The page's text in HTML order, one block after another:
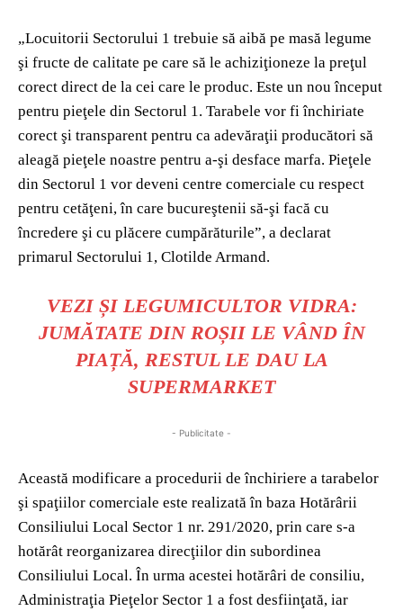
„Locuitorii Sectorului 1 trebuie să aibă pe masă legume
şi fructe de calitate pe care să le achiziţioneze la preţul
corect direct de la cei care le produc. Este un nou început
pentru pieţele din Sectorul 1. Tarabele vor fi închiriate
corect şi transparent pentru ca adevăraţii producători să
aleagă pieţele noastre pentru a-şi desface marfa. Pieţele
din Sectorul 1 vor deveni centre comerciale cu respect
pentru cetăţeni, în care bucureştenii să-şi facă cu
încredere şi cu plăcere cumpărăturile”, a declarat
primarul Sectorului 1, Clotilde Armand.
VEZI ȘI LEGUMICULTOR VIDRA:
JUMĂTATE DIN ROȘII LE VÂND ÎN
PIAȚĂ, RESTUL LE DAU LA
SUPERMARKET
- Publicitate -
Această modificare a procedurii de închiriere a tarabelor
şi spaţiilor comerciale este realizată în baza Hotărârii
Consiliului Local Sector 1 nr. 291/2020, prin care s-a
hotărât reorganizarea direcţiilor din subordinea
Consiliului Local. În urma acestei hotărâri de consiliu,
Administraţia Pieţelor Sector 1 a fost desfiinţată, iar